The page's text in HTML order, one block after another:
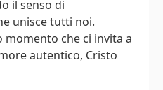
il senso di
unisce tutti noi.
momento che ci invita a
autentico, Cristo